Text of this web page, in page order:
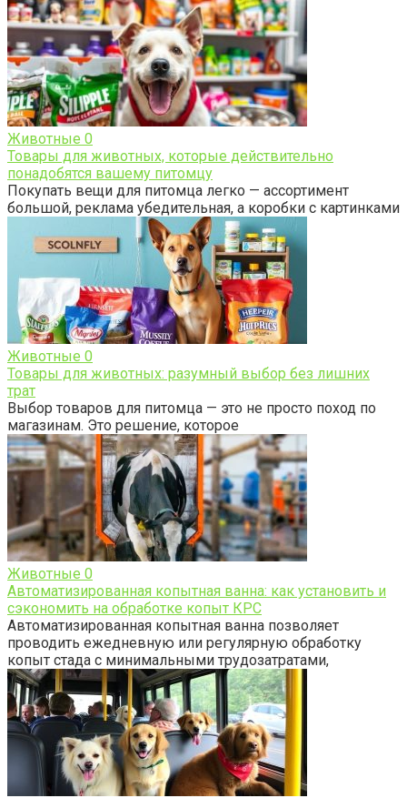
Животные 0
Товары для животных, которые действительно
понадобятся вашему питомцу
Покупать вещи для питомца легко — ассортимент
большой, реклама убедительная, а коробки с картинками
Животные 0
Товары для животных: разумный выбор без лишних
трат
Выбор товаров для питомца — это не просто поход по
магазинам. Это решение, которое
Животные 0
Автоматизированная копытная ванна: как установить и
сэкономить на обработке копыт КРС
Автоматизированная копытная ванна позволяет
проводить ежедневную или регулярную обработку
копыт стада с минимальными трудозатратами,